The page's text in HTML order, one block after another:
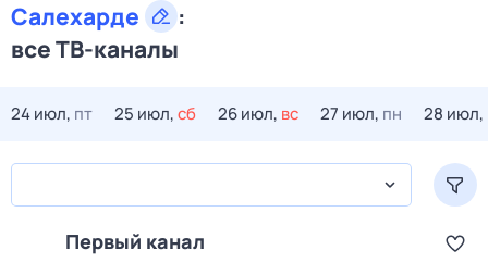
Салехарде
:
все ТВ-каналы
24 июл, пт 25 июл,сб 26 июл, вс 27 июл, пн 28 июл,
Первый канал